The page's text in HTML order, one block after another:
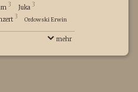
3 Juka 3
3
Ordowski Erwin
Anja Seifriz Rolf
Hans
mehr